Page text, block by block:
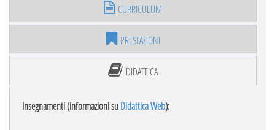
CURRICULUM
PRESTAZIONI
DIDATTICA
Insegnamenti (informazioni suDidattica Web):